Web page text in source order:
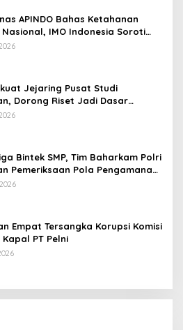
APINDO Bahas Ketahanan
Nasional, IMO Indonesia Soroti
Kolaborasi Lintas Sektor
Jejaring Pusat Studi
Dorong Riset Jadi Dasar
dan Inovasi
Bintek SMP, Tim Baharkam Polri
Pemeriksaan Pola Pengamanan
Patra Niaga Jabar
Empat Tersangka Korupsi Komisi
PT Pelni